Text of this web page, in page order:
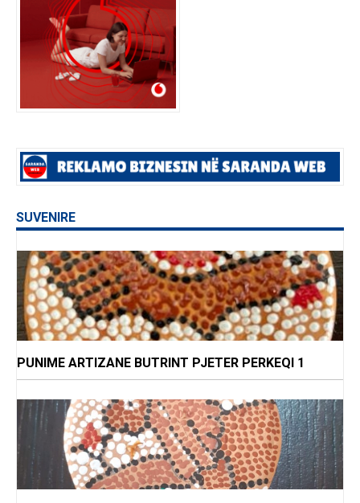
SUVENIRE
PUNIME ARTIZANE BUTRINT PJETER PERKEQI 1